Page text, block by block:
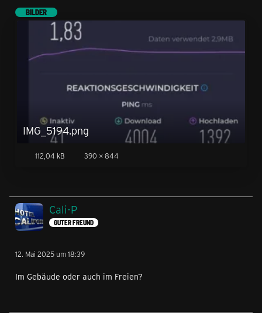
BILDER
IMG_5194.png
112,04 kB 390 × 844
Cali-P
GUTER FREUND
12. Mai 2025 um 18:39
Im Gebäude oder auch im Freien?